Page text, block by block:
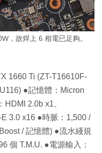
，故焊上 6 相電已足夠。
1660 Ti (ZT-T16610F-
●記憶體：Micron
2.0b x1、
3.0 x16 ●時脈：1,500 /
/ 記憶體) ●流水綫規
個 T.M.U. ●電源輸入：